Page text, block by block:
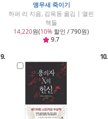
앵무새 죽이기
하퍼 리 지음, 김욱동 옮김 | 열린
책들
14,220원(10% 할인 / 790원)
9.7
9.
10.